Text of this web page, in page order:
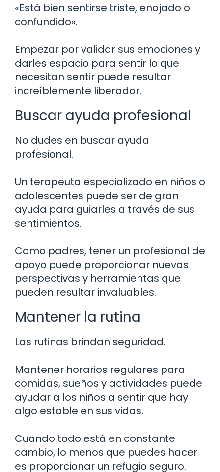
«Está bien sentirse triste, enojado o
confundido».
Empezar por validar sus emociones y
darles espacio para sentir lo que
necesitan sentir puede resultar
increíblemente liberador.
Buscar ayuda profesional
No dudes en buscar ayuda
profesional.
Un terapeuta especializado en niños o
adolescentes puede ser de gran
ayuda para guiarles a través de sus
sentimientos.
Como padres, tener un profesional de
apoyo puede proporcionar nuevas
perspectivas y herramientas que
pueden resultar invaluables.
Mantener la rutina
Las rutinas brindan seguridad.
Mantener horarios regulares para
comidas, sueños y actividades puede
ayudar a los niños a sentir que hay
algo estable en sus vidas.
Cuando todo está en constante
cambio, lo menos que puedes hacer
es proporcionar un refugio seguro.